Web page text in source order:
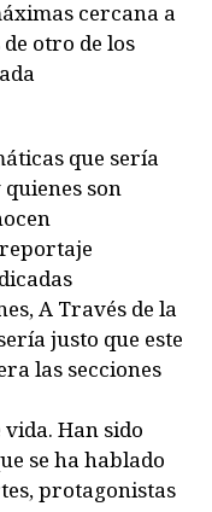
cercana a
otro de los
que sería
son
A Través de la
justo que este
las secciones
vida. Han sido
se ha hablado
protagonistas